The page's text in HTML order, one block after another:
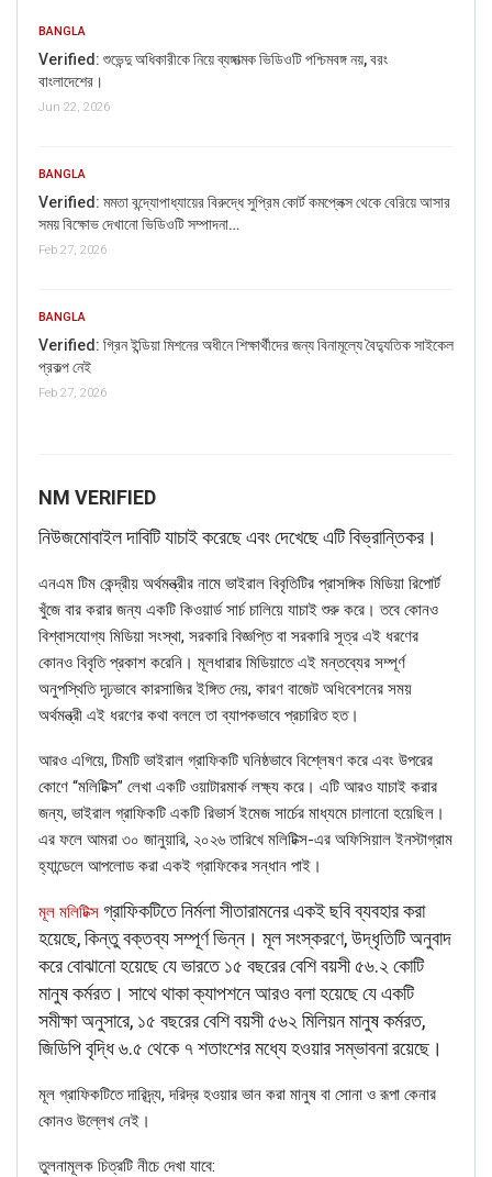
BANGLA
Verified: শুভেন্দু অধিকারীকে নিয়ে ব্যঙ্গাত্মক ভিডিওটি পশ্চিমবঙ্গ নয়, বরং
বাংলাদেশের।
Jun 22, 2026
BANGLA
Verified: মমতা বন্দ্যোপাধ্যায়ের বিরুদ্ধে সুপ্রিম কোর্ট কমপ্লেক্স থেকে বেরিয়ে আসার
সময় বিক্ষোভ দেখানো ভিডিওটি সম্পাদনা…
Feb 27, 2026
BANGLA
Verified: গ্রিন ইন্ডিয়া মিশনের অধীনে শিক্ষার্থীদের জন্য বিনামূল্যে বৈদ্যুতিক সাইকেল
প্রকল্প নেই
Feb 27, 2026
NM VERIFIED
নিউজমোবাইল দাবিটি যাচাই করেছে এবং দেখেছে এটি বিভ্রান্তিকর।
এনএম টিম কেন্দ্রীয় অর্থমন্ত্রীর নামে ভাইরাল বিবৃতিটির প্রাসঙ্গিক মিডিয়া রিপোর্ট
খুঁজে বার করার জন্য একটি কিওয়ার্ড সার্চ চালিয়ে যাচাই শুরু করে। তবে কোনও
বিশ্বাসযোগ্য মিডিয়া সংস্থা, সরকারি বিজ্ঞপ্তি বা সরকারি সূত্র এই ধরণের
কোনও বিবৃতি প্রকাশ করেনি। মূলধারার মিডিয়াতে এই মন্তব্যের সম্পূর্ণ
অনুপস্থিতি দৃঢ়ভাবে কারসাজির ইঙ্গিত দেয়, কারণ বাজেট অধিবেশনের সময়
অর্থমন্ত্রী এই ধরণের কথা বললে তা ব্যাপকভাবে প্রচারিত হত।
আরও এগিয়ে, টিমটি ভাইরাল গ্রাফিকটি ঘনিষ্ঠভাবে বিশ্লেষণ করে এবং উপরের
কোণে “মলিটিক্স” লেখা একটি ওয়াটারমার্ক লক্ষ্য করে। এটি আরও যাচাই করার
জন্য, ভাইরাল গ্রাফিকটি একটি রিভার্স ইমেজ সার্চের মাধ্যমে চালানো হয়েছিল।
এর ফলে আমরা ৩০ জানুয়ারি, ২০২৬ তারিখে মলিটিক্স-এর অফিসিয়াল ইনস্টাগ্রাম
হ্যান্ডেলে আপলোড করা একই গ্রাফিকের সন্ধান পাই।
মূল মলিটিক্স গ্রাফিকটিতে নির্মলা সীতারামনের একই ছবি ব্যবহার করা
হয়েছে, কিন্তু বক্তব্য সম্পূর্ণ ভিন্ন। মূল সংস্করণে, উদ্ধৃতিটি অনুবাদ
করে বোঝানো হয়েছে যে ভারতে ১৫ বছরের বেশি বয়সী ৫৬.২ কোটি
মানুষ কর্মরত। সাথে থাকা ক্যাপশনে আরও বলা হয়েছে যে একটি
সমীক্ষা অনুসারে, ১৫ বছরের বেশি বয়সী ৫৬২ মিলিয়ন মানুষ কর্মরত,
জিডিপি বৃদ্ধি ৬.৫ থেকে ৭ শতাংশের মধ্যে হওয়ার সম্ভাবনা রয়েছে।
মূল গ্রাফিকটিতে দারিদ্র্য, দরিদ্র হওয়ার ভান করা মানুষ বা সোনা ও রূপা কেনার
কোনও উল্লেখ নেই।
তুলনামূলক চিত্রটি নীচে দেখা যাবে: